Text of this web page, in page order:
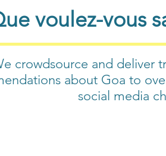
voulez-vous
crowdsource and deliver
about Goa to
social media